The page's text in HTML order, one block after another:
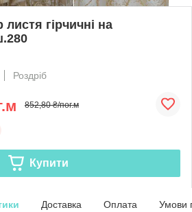
гірчичні на
Роздріб
852,80 ₴/пог.м
Купити
Доставка Оплата Умови